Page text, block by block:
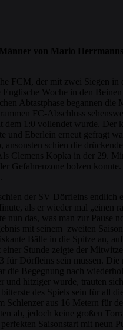
von Mario
FCM, der mit zwei Siegen in
Woche in den Beinen
Abtastphase begannen die
FC-Abschluss
1:0 vollendet wurde. Der
Eberlein erneut gefragt
schien die
Clemens Kopka in der 29.
Gefahrenzone bolzen
der SV Dörfleins endlich
als er wieder mal „einen
das, was man zur Pause
mit seinem zweiten
Bälle in die Spitze an,
Stunde zeigte der
für Dörfleins sein müssen.
Begegnung nach
hitziger wurde, trauten sich
des Spiels sein für all
aus 16 Metern für
ab, jedoch keine großen
Saisonstart mit neun